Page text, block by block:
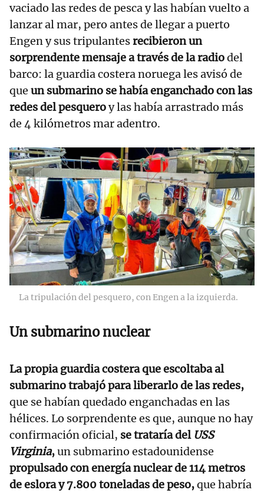
vaciado las redes de pesca y las habían vuelto a
lanzar al mar, pero antes de llegar a puerto
Engen y sus tripulantesrecibieron un
sorprendente mensaje a través de la radiodel
barco: la guardia costera noruega les avisó de
que un submarino se había enganchado con las
redes del pesqueroy las había arrastrado más
de 4 kilómetros mar adentro.
La tripulación del pesquero, con Engen a la izquierda.
Un submarino nuclear
La propia guardia costera que escoltaba al
submarino trabajó para liberarlo de las redes,
que se habían quedado enganchadas en las
hélices. Lo sorprendente es que, aunque no hay
confirmación oficial, se trataría del USS
Virginia,un submarino estadounidense
propulsado con energía nuclear de 114 metros
de eslora y 7.800 toneladas de peso,que habría